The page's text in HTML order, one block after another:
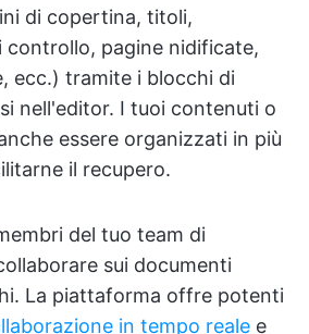
di copertina, titoli,
pagine nidificate,
ecc.) tramite i blocchi di
nell'editor. I tuoi contenuti o
essere organizzati in più
il recupero.
del tuo team di
sui documenti
La piattaforma offre potenti
in tempo reale e